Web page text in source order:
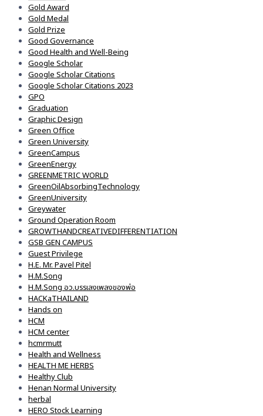
Gold Award
Gold Medal
Gold Prize
Good Governance
Good Health and Well-Being
Google Scholar
Google Scholar Citations
Google Scholar Citations 2023
GPO
Graduation
Graphic Design
Green Office
Green University
GreenCampus
GreenEnergy
GREENMETRIC WORLD
GreenOilAbsorbingTechnology
GreenUniversity
Greywater
Ground Operation Room
GROWTHANDCREATIVEDIFFERENTIATION
GSB GEN CAMPUS
Guest Privilege
H.E. Mr. Pavel Pitel
H.M.Song
H.M.Song อว.บรรเลงเพลงของพ่อ
HACKaTHAILAND
Hands on
HCM
HCM center
hcmrmutt
Health and Wellness
HEALTH ME HERBS
Healthy Club
Henan Normal University
herbal
HERO Stock Learning